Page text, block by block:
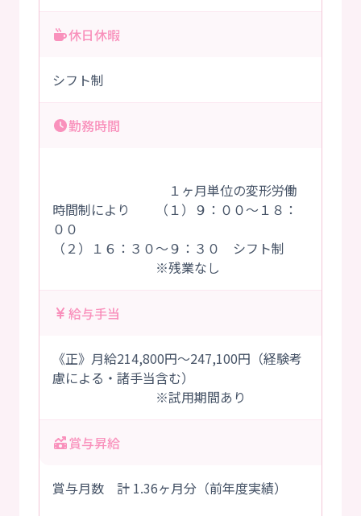
休日休暇
シフト制
勤務時間
１ヶ月単位の変形労働
時間制により （１）９：００～１８：
００
（２）１６：３０～９：３０ シフト制
※残業なし
給与手当
《正》月給214,800円～247,100円（経験考
慮による・諸手当含む）
※試用期間あり
賞与昇給
賞与月数 計 1.36ヶ月分（前年度実績）